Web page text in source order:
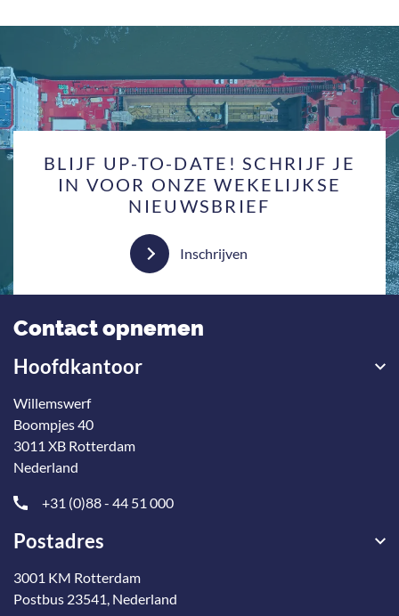
BLIJF UP-TO-DATE! SCHRIJF JE
IN VOOR ONZE WEKELIJKSE
NIEUWSBRIEF
Inschrijven
Contact opnemen
Hoofdkantoor
Willemswerf
Boompjes 40
3011 XB Rotterdam
Nederland
+31 (0)88 - 44 51 000
Postadres
3001 KM Rotterdam
Postbus 23541, Nederland